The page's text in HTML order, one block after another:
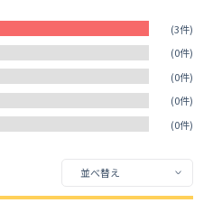
(3件)
(0件)
(0件)
(0件)
(0件)